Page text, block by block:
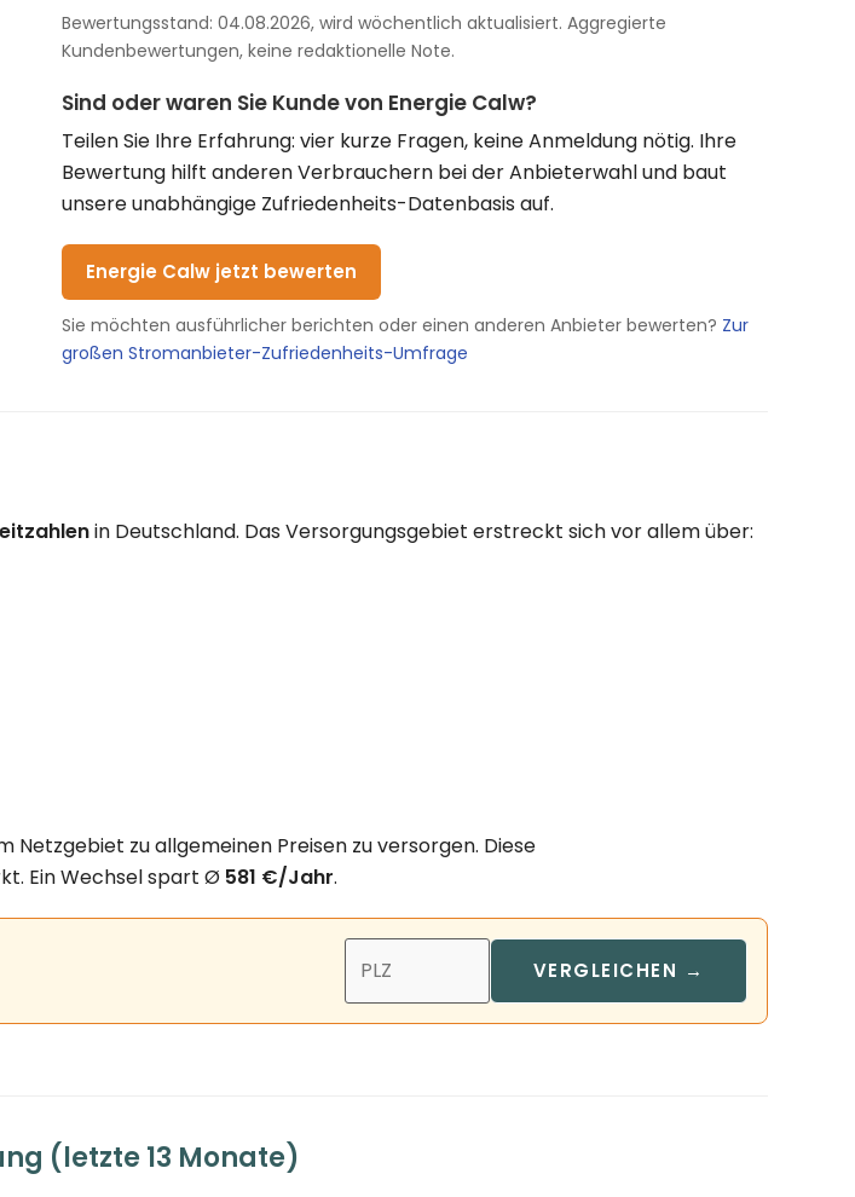
Bewertungsstand: 04.08.2026, wird wöchentlich aktualisiert. Aggregierte
Kundenbewertungen, keine redaktionelle Note.
Sind oder waren Sie Kunde von Energie Calw?
Teilen Sie Ihre Erfahrung: vier kurze Fragen, keine Anmeldung nötig. Ihre
Bewertung hilft anderen Verbrauchern bei der Anbieterwahl und baut
unsere unabhängige Zufriedenheits-Datenbasis auf.
Energie Calw jetzt bewerten
Sie möchten ausführlicher berichten oder einen anderen Anbieter bewerten? Zur
großen Stromanbieter-Zufriedenheits-Umfrage
in Deutschland. Das Versorgungsgebiet erstreckt sich vor allem über:
zu allgemeinen Preisen zu versorgen. Diese
Ein Wechsel spart Ø 581 €/Jahr.
VERGLEICHEN →
(letzte 13 Monate)